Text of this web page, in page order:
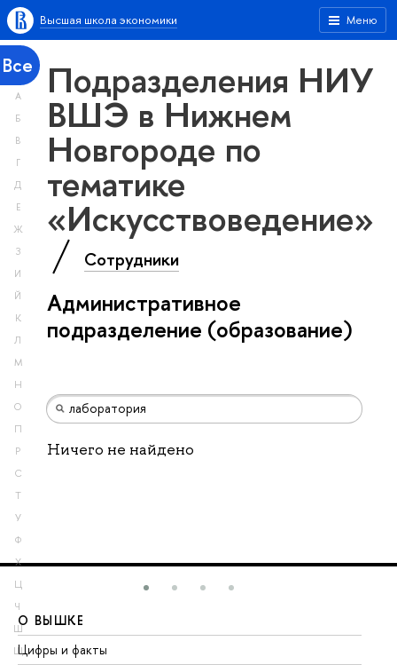
Меню
Высшая школа экономики
Все
А
Б
В
Г
Д
Е
Ж
З
И
Й
К
Л
М
Н
О
П
Р
С
Т
У
Ф
Х
Ц
Ч
Ш
Щ
Подразделения НИУ
ВШЭ в Нижнем
Новгороде по
тематике
«Искусствоведение»
Сотрудники
Административное
подразделение (образование)
Ничего не найдено
О ВЫШКЕ
Цифры и факты